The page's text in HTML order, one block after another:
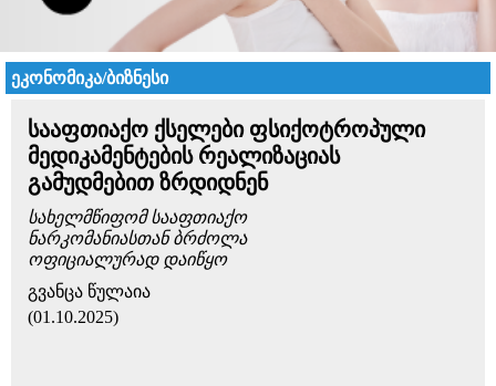
ეკონომიკა/ბიზნესი
სააფთიაქო ქსელები ფსიქოტროპული
მედიკამენტების რეალიზაციას
გამუდმებით ზრდიდნენ
სახელმწიფომ სააფთიაქო
ნარკომანიასთან ბრძოლა
ოფიციალურად დაიწყო
გვანცა წულაია
(01.10.2025)